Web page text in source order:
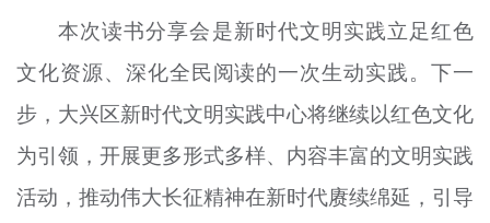
本次读书分享会是新时代文明实践立足红色
文化资源、深化全民阅读的一次生动实践。下一
步，大兴区新时代文明实践中心将继续以红色文化
为引领，开展更多形式多样、内容丰富的文明实践
活动，推动伟大长征精神在新时代赓续绵延，引导